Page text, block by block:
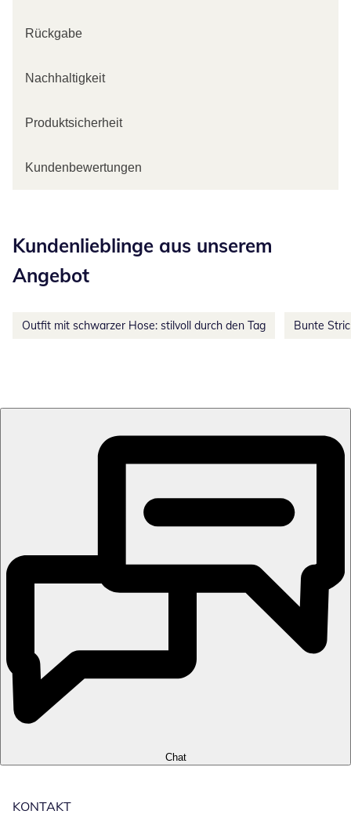
Rückgabe
Nachhaltigkeit
Produktsicherheit
Kundenbewertungen
Kundenlieblinge aus unserem
Angebot
Outfit mit schwarzer Hose: stilvoll durch den Tag Bunte
Chat
KONTAKT